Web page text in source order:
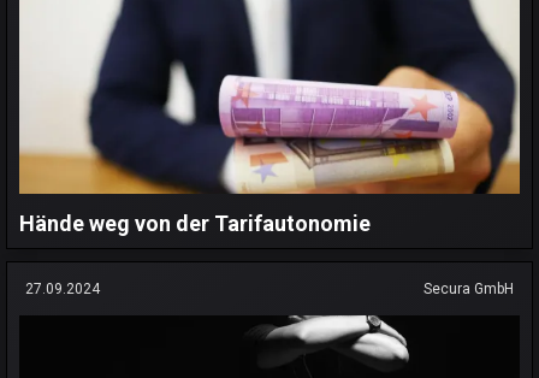
Hände weg von der Tarifautonomie
27.09.2024 Secura GmbH